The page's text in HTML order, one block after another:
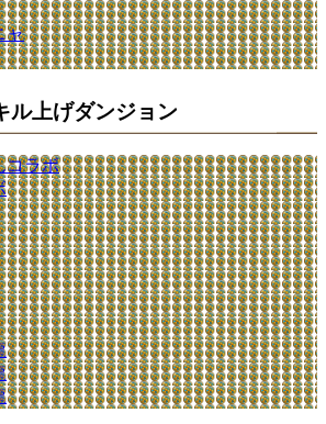
ャ
ル上げダンジョン
コラボ